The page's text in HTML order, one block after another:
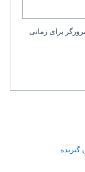
برای زمانی